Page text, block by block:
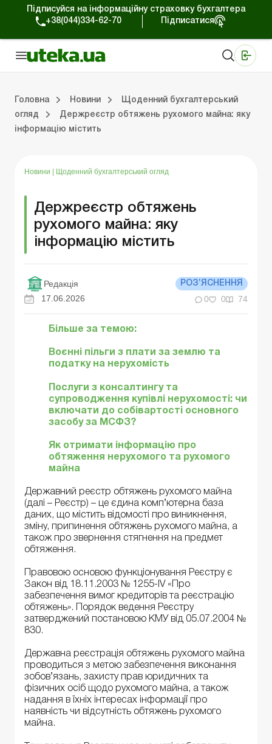
Підписуйся на інформаційну страховку бухгалтера
+38(044)334-62-70
Підписатися
Головна Новини
Щоденний бухгалтерський
огляд
Держреєстр обтяжень рухомого майна: яку
інформацію містить
Новини Щоденний бухгалтерський огляд
Держреєстр обтяжень
рухомого майна: яку
інформацію містить
Редакція РОЗ’ЯСНЕННЯ
17.06.2026 0 0 74
Більше за темою:
Воєнні пільги з плати за землю та
податку на нерухомість
Послуги з консалтингу та
супроводження купівлі нерухомості: чи
включати до собівартості основного
засобу за МСФЗ?
Як отримати інформацію про
обтяження нерухомого та рухомого
майна
Державний реєстр обтяжень рухомого майна
(далі – Реєстр) – це єдина комп’ютерна база
даних, що містить відомості про виникнення,
зміну, припинення обтяжень рухомого майна, а
також про звернення стягнення на предмет
обтяження.
Правовою основою функціонування Реєстру є
Закон від 18.11.2003 № 1255-IV «Про
забезпечення вимог кредиторів та реєстрацію
обтяжень». Порядок ведення Реєстру
затверджений постановою КМУ від 05.07.2004 №
830.
Державна реєстрація обтяжень рухомого майна
проводиться з метою забезпечення виконання
зобов’язань, захисту прав юридичних та
фізичних осіб щодо рухомого майна, а також
надання в їхніх інтересах інформації про
наявність чи відсутність обтяжень рухомого
майна.